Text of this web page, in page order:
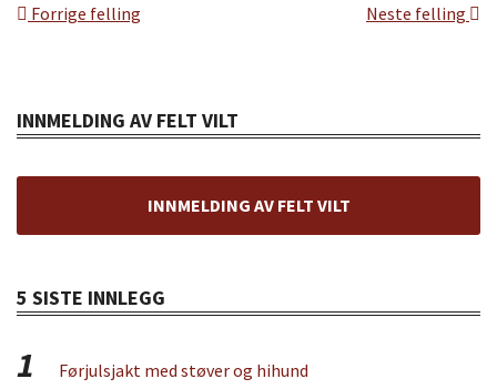
Forrige felling Neste felling
INNMELDING AV FELT VILT
INNMELDING AV FELT VILT
5 SISTE INNLEGG
1 Førjulsjakt med støver og hihund